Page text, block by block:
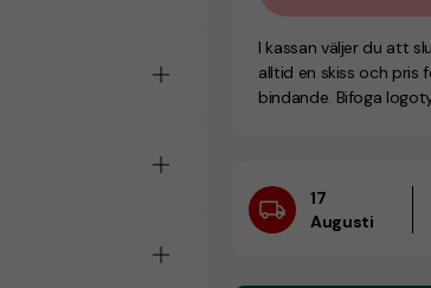
I kassan väljer du att
alltid en skiss och pris
bindande. Bifoga
17
Augusti